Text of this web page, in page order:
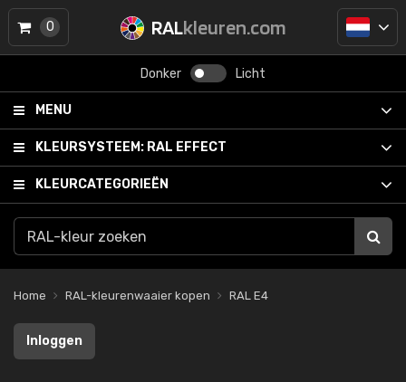
RALkleuren.com
Donker Licht
MENU
KLEURSYSTEEM: RAL EFFECT
KLEURCATEGORIEËN
0
Home RAL-kleurenwaaier kopen RAL E4
Inloggen